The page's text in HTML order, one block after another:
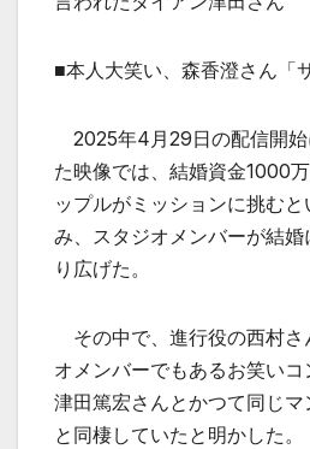
■本人大笑い、森香澄さん「
2025年4月29日の配信開
た映像では、結婚資金1000
ップルがミッションに挑む
み、スタジオメンバーが結
り広げた。
その中で、進行役の西村さ
オメンバーでもあるお笑い
津田篤宏さんとかつて同じ
と同棲していたと明かした。